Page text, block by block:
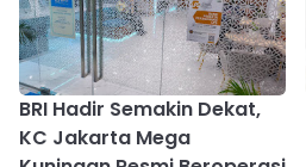
BRI Hadir Semakin Dekat,
KC Jakarta Mega